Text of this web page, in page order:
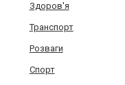
Здоров'я
Транспорт
Розваги
Спорт